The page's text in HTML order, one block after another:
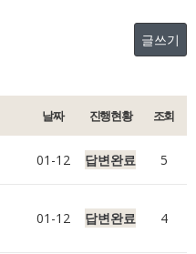
글쓰기
날짜 진행현황 조회
01-12 답변완료 5
01-12 답변완료 4